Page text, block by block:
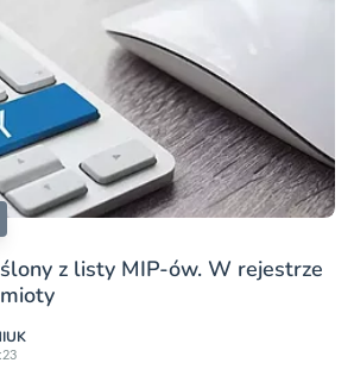
z listy MIP-ów. W rejestrze